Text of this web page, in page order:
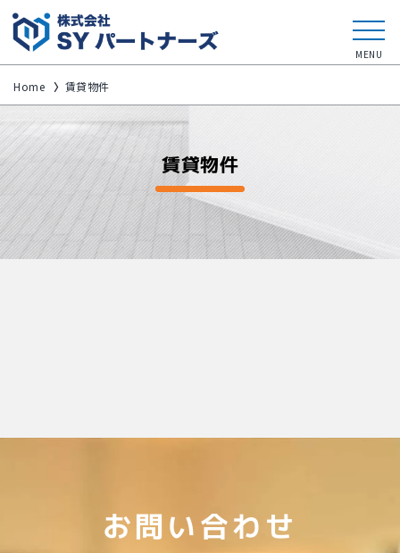
MENU
Home 〉 賃貸物件
賃貸物件
お問い合わせ